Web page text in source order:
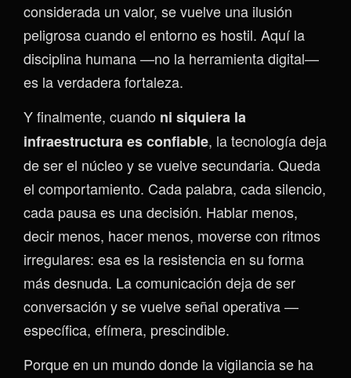
considerada un valor, se vuelve una ilusión
peligrosa cuando el entorno es hostil. Aquí la
disciplina humana —no la herramienta digital—
es la verdadera fortaleza.
Y finalmente, cuando ni siquiera la
infraestructura es confiable, la tecnología deja
de ser el núcleo y se vuelve secundaria. Queda
el comportamiento. Cada palabra, cada silencio,
cada pausa es una decisión. Hablar menos,
decir menos, hacer menos, moverse con ritmos
irregulares: esa es la resistencia en su forma
más desnuda. La comunicación deja de ser
conversación y se vuelve señal operativa —
específica, efímera, prescindible.
Porque en un mundo donde la vigilancia se ha